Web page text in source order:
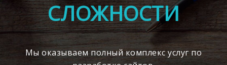
СЛОЖНОСТИ
Мы оказываем полный комплекс услуг по